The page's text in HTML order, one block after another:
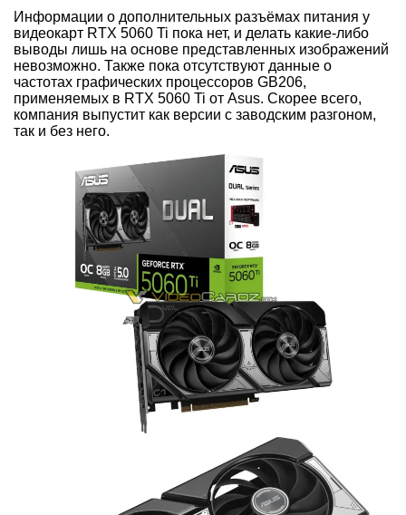
Информации о дополнительных разъёмах питания у
видеокарт RTX 5060 Ti пока нет, и делать какие-либо
выводы лишь на основе представленных изображений
невозможно. Также пока отсутствуют данные о
частотах графических процессоров GB206,
применяемых в RTX 5060 Ti от Asus. Скорее всего,
компания выпустит как версии с заводским разгоном,
так и без него.